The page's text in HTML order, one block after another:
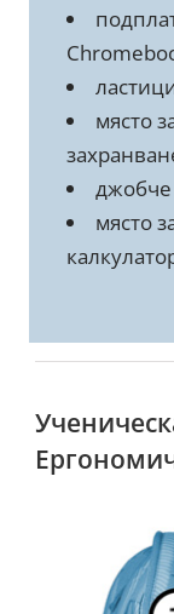
място
джобче
място